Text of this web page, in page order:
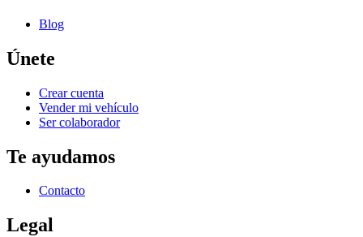
Blog
Únete
Crear cuenta
Vender mi vehículo
Ser colaborador
Te ayudamos
Contacto
Legal